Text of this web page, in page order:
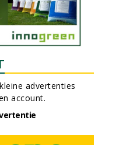
advertenties
account.